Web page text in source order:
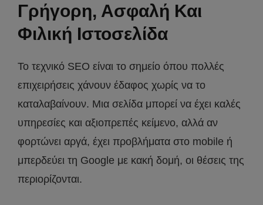
Γρήγορη, Ασφαλή Και
Φιλική Ιστοσελίδα
Το τεχνικό SEO είναι το σημείο όπου πολλές
επιχειρήσεις χάνουν έδαφος χωρίς να το
καταλαβαίνουν. Μια σελίδα μπορεί να έχει καλές
υπηρεσίες και αξιοπρεπές κείμενο, αλλά αν
φορτώνει αργά, έχει προβλήματα στο mobile ή
μπερδεύει τη Google με κακή δομή, οι θέσεις της
περιορίζονται.